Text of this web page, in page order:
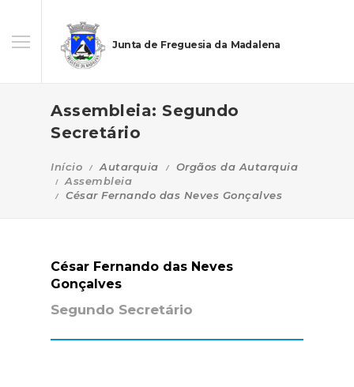
Junta de Freguesia da Madalena
Assembleia: Segundo
Secretário
Início Autarquia
Orgãos da Autarquia
Assembleia
César Fernando das Neves Gonçalves
César Fernando das Neves
Gonçalves
Segundo Secretário